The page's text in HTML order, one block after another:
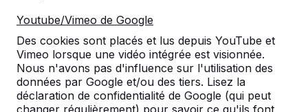
Youtube/Vimeo de Google
Des cookies sont placés et lus depuis YouTube et
Vimeo lorsque une vidéo intégrée est visionnée.
Nous n'avons pas d'influence sur l'utilisation des
données par Google et/ou des tiers. Lisez la
déclaration de confidentialité de Google (qui peut
changer régulièrement) pour savoir ce qu'ils font
Contact
HeBlad France